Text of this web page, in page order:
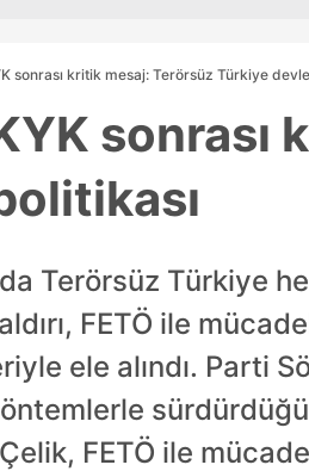
sonrası kritik mesaj: Terörsüz Türkiye
Terörsüz Türkiye
FETÖ ile
ele alındı. Parti
Çelik, FETÖ ile